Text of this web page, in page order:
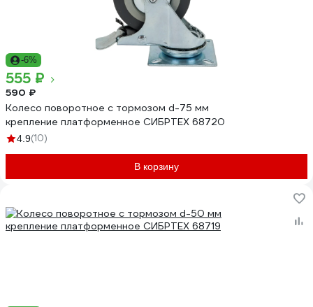
-6%
555 ₽
590 ₽
Колесо поворотное с тормозом d-75 мм
крепление платформенное СИБРТЕХ 68720
4.9(10)
В корзину